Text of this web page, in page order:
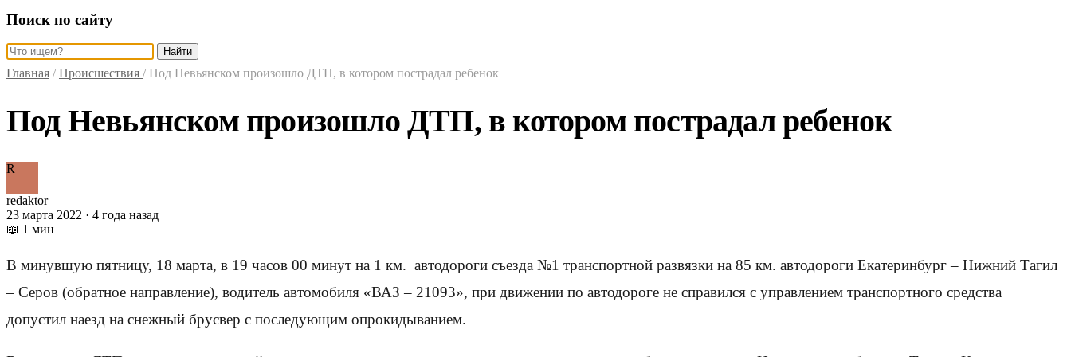
Поиск по сайту
Найти
Главная / Происшествия / Под Невьянском произошло ДТП, в котором пострадал ребенок
Под Невьянском произошло ДТП, в котором пострадал ребенок
R
redaktor
23 марта 2022 · 4 года назад
📖 1 мин
В минувшую пятницу, 18 марта, в 19 часов 00 минут на 1 км. автодороги съезда №1 транспортной развязки на 85 км. автодороги Екатеринбург – Нижний Тагил
– Серов (обратное направление), водитель автомобиля «ВАЗ – 21093», при движении по автодороге не справился с управлением транспортного средства
допустил наезд на снежный брусвер с последующим опрокидыванием.